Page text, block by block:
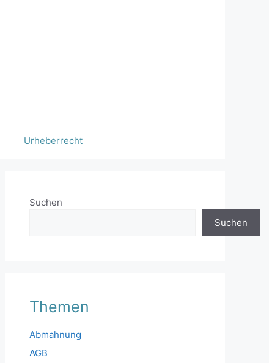
Urheberrecht
Suchen
Suchen
Themen
Abmahnung
AGB